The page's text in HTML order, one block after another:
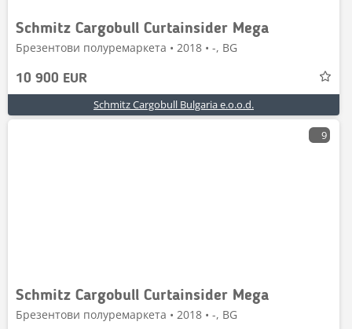
Schmitz Cargobull Curtainsider Mega
Брезентови полуремаркета • 2018 • -, BG
10 900 EUR
Schmitz Cargobull Bulgaria e.o.o.d.
9
Schmitz Cargobull Curtainsider Mega
Брезентови полуремаркета • 2018 • -, BG